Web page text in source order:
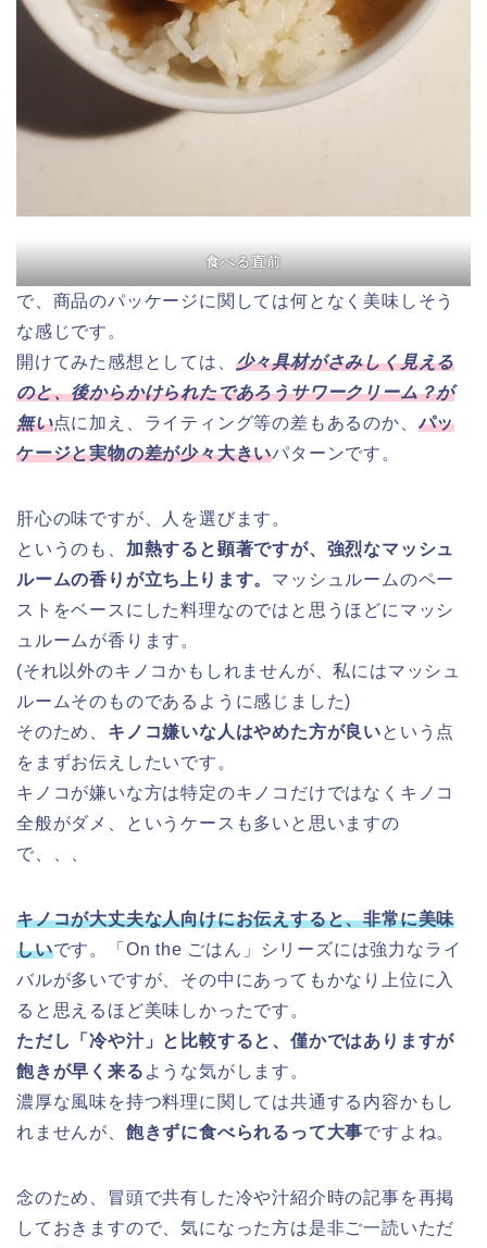
食べる直前
で、商品のパッケージに関しては何となく美味しそう
な感じです。
開けてみた感想としては、 少々具材がさみしく見える
のと、後からかけられたであろうサワークリーム？が
無い点に加え、ライティング等の差もあるのか、 パッ
ケージと実物の差が少々大きいパターンです。
肝心の味ですが、人を選びます。
というのも、 加熱すると顕著ですが、強烈なマッシュ
ルームの香りが立ち上ります。 マッシュルームのペー
ストをベースにした料理なのではと思うほどにマッシ
ュルームが香ります。
(それ以外のキノコかもしれませんが、私にはマッシュ
ルームそのものであるように感じました)
そのため、 キノコ嫌いな人はやめた方が良いという点
をまずお伝えしたいです。
キノコが嫌いな方は特定のキノコだけではなくキノコ
全般がダメ、というケースも多いと思いますの
で、、、
キノコが大丈夫な人向けにお伝えすると、非常に美味
しいです。「On the ごはん」シリーズには強力なライ
バルが多いですが、その中にあってもかなり上位に入
ると思えるほど美味しかったです。
ただし「冷や汁」と比較すると、僅かではありますが
飽きが早く来る ような気がします。
濃厚な風味を持つ料理に関しては共通する内容かもし
れませんが、 飽きずに食べられるって大事ですよね。
念のため、冒頭で共有した冷や汁紹介時の記事を再掲
しておきますので、気になった方は是非ご一読いただ